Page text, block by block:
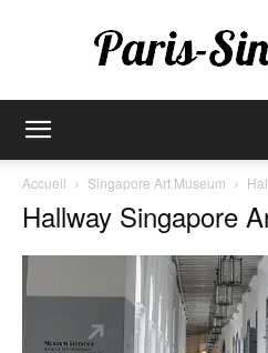
Accueil Singapore Art Museum
Hallway Singapore